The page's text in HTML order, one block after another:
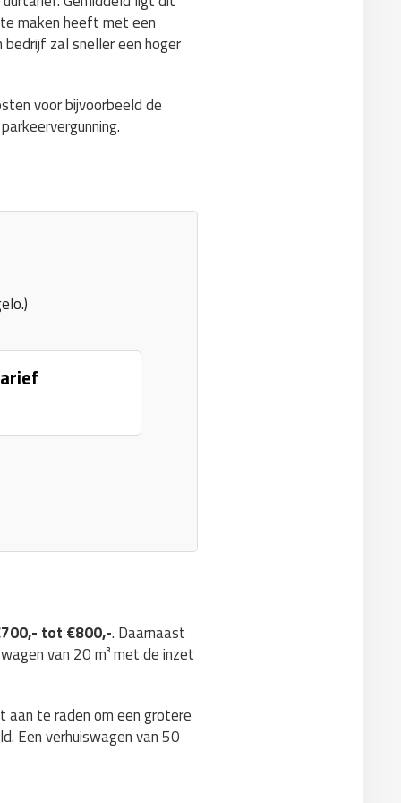
maken heeft met een
bedrijf zal sneller een hoger
voor bijvoorbeeld de
tot €800,-. Daarnaast
van 20 m³ met de inzet
aan te raden om een grotere
Een verhuiswagen van 50